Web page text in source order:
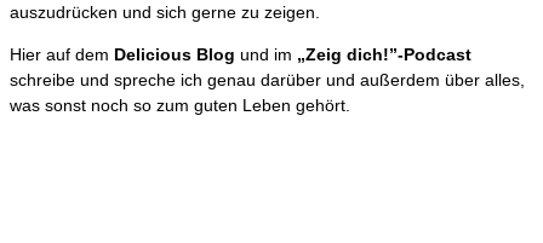
auszudrücken und sich gerne zu zeigen.
Hier auf dem Delicious Blog und im „Zeig dich!”-Podcast
schreibe und spreche ich genau darüber und außerdem über alles,
was sonst noch so zum guten Leben gehört.